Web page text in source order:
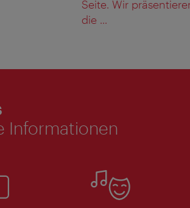
Seite. Wir
die ...
Informationen